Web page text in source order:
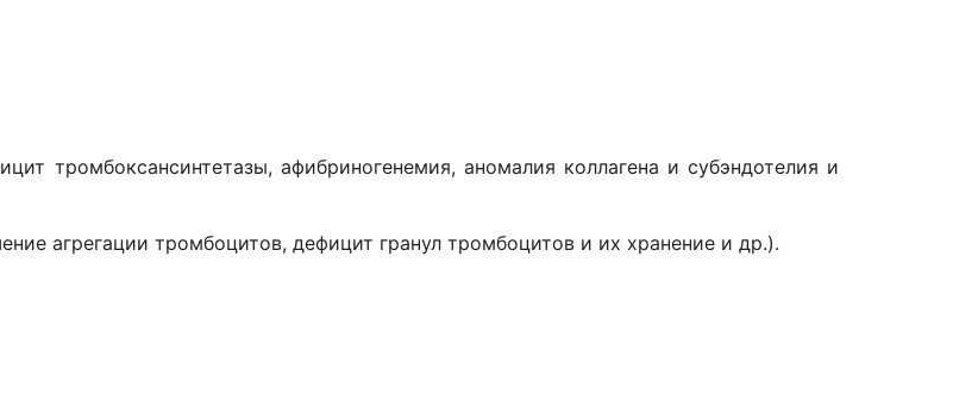
тромбоксансинтетазы, афибриногенемия, аномалия коллагена и субэндотелия и
агрегации тромбоцитов, дефицит гранул тромбоцитов и их хранение и др.).